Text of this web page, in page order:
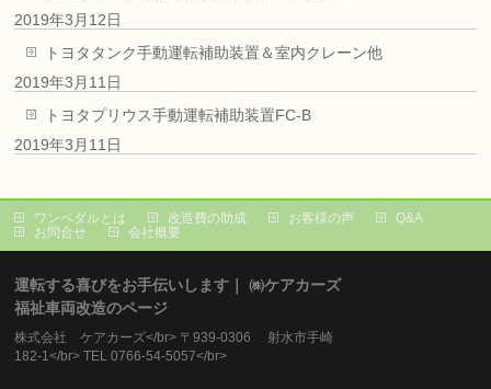
2019年3月12日
トヨタタンク手動運転補助装置＆室内クレーン他
2019年3月11日
トヨタプリウス手動運転補助装置FC-B
2019年3月11日
ワンペダルとは 改造費の助成 お客様の声
Q&A
お問合せ
会社概要
運転する喜びをお手伝いします｜ ㈱ケアカーズ
福祉車両改造のページ
株式会社 ケアカーズ</br> 〒939-0306 射水市手崎
182-1</br> TEL 0766-54-5057</br>